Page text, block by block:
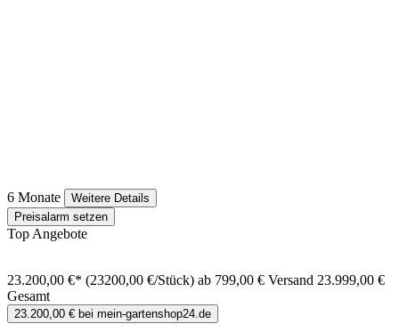
6 Monate
Weitere Details
Preisalarm setzen
Top Angebote
23.200,00 €* (23200,00 €/Stück) ab 799,00 € Versand 23.999,00 €
Gesamt
23.200,00 € bei mein-gartenshop24.de